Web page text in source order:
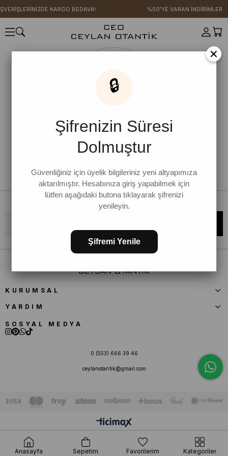
KARGO BEDAVA! %50'YE VARAN İNDİRİMLER
Bültene kaydolun, kampanya ve yenilikleri kaçırmayın!
KURUMSAL
YARDIM
SOSYAL MEDYA
0 (553) 666 39 46
ceylanotantik@gmail.com
×
🔒
Şifrenizin Süresi
Dolmuştur
Güvenliğiniz için üyelik bilgileriniz yeni altyapımıza
aktarılmıştır. Hesabınıza giriş yapabilmek için
lütfen aşağıdaki butona tıklayarak şifrenizi
yenileyin.
Şifremi Yenile
Anasayfa Sepetim Favorilerim Kategoriler